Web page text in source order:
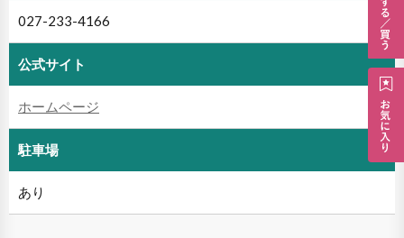
027-233-4166
公式サイト
ホームページ
駐車場
あり